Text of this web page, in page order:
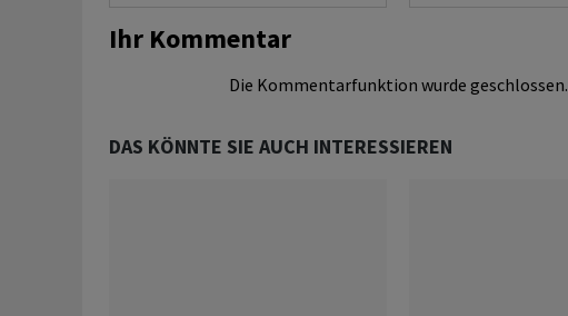
Ihr Kommentar
Die Kommentarfunktion wurde geschlossen.
DAS KÖNNTE SIE AUCH INTERESSIEREN